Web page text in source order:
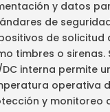
y datos
de
de solicitud
timbres o
DC interna permite
operativa
y monitoreo